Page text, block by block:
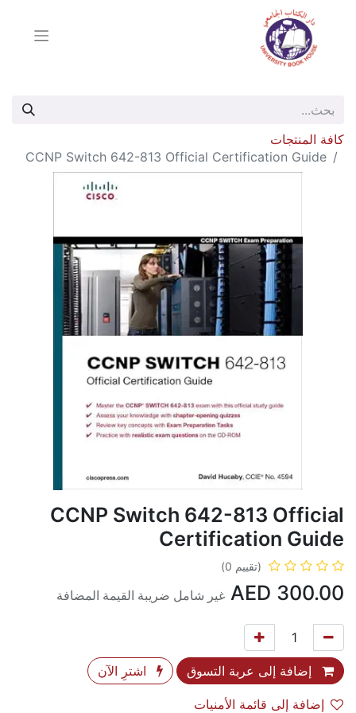
كافة المنتجات
CCNP Switch 642-813 Official Certification Guide
CCNP Switch 642-813 Official
Certification Guide
(تقييم 0)
300.00 غير شامل ضريبة القيمة المضافة
إضافة إلى عربة التسوق اشترِ الآن
إضافة إلى قائمة الأمنيات